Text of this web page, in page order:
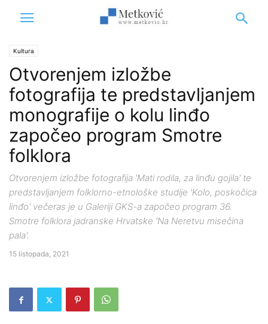
Kultura
Otvorenjem izložbe
fotografija te predstavljanjem
monografije o kolu linđo
započeo program Smotre
folklora
Otvorenjem izložbe fotografija 'Mati rodila, za linđu gojila' te
predstavljanjem folklorno-etnološke studije 'Kolo, poskočica
linđo' večeras je u Galeriji GKS-a započeo program 36.
Smotre folklora jadranske Hrvatske 'Na Neretvu misečina
pala'.
15 listopada, 2021